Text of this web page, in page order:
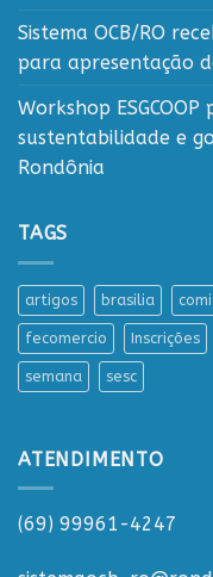
Sistema OCB/RO
para apresentação
Workshop
sustentabilidade e
Rondônia
TAGS
artigos brasilia
fecomercio Inscrições
semana sesc
ATENDIMENTO
(69) 99961-4247